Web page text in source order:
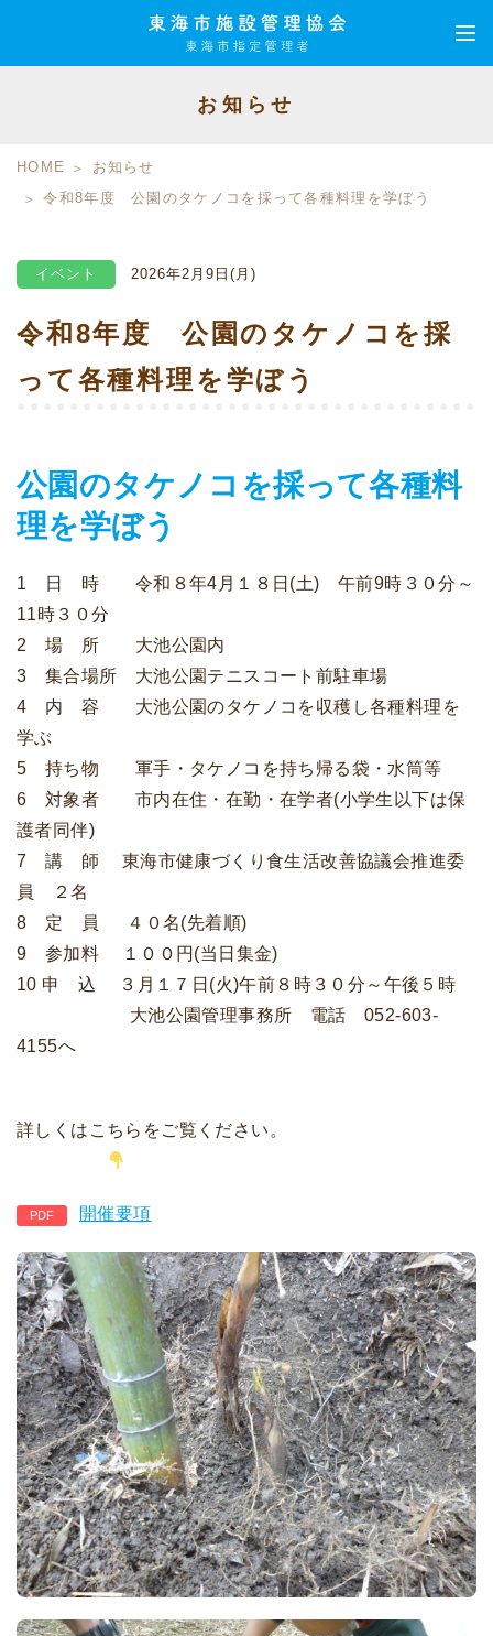
お知らせ
HOME
お知らせ
令和8年度 公園のタケノコを採って各種料理を学ぼう
イベント 2026年2月9日(月)
令和8年度 公園のタケノコを採
って各種料理を学ぼう
公園のタケノコを採って各種料
理を学ぼう
1 日 時 令和８年4月１８日(土) 午前9時３０分～
11時３０分
2 場 所 大池公園内
3 集合場所 大池公園テニスコート前駐車場
4 内 容 大池公園のタケノコを収穫し各種料理を
学ぶ
5 持ち物 軍手・タケノコを持ち帰る袋・水筒等
6 対象者 市内在住・在勤・在学者(小学生以下は保
護者同伴)
7 講 師 東海市健康づくり食生活改善協議会推進委
員 ２名
8 定 員 ４０名(先着順)
9 参加料 １００円(当日集金)
10 申 込 ３月１７日(火)午前８時３０分～午後５時
大池公園管理事務所 電話 052-603-
4155へ
詳しくはこちらをご覧ください。
開催要項